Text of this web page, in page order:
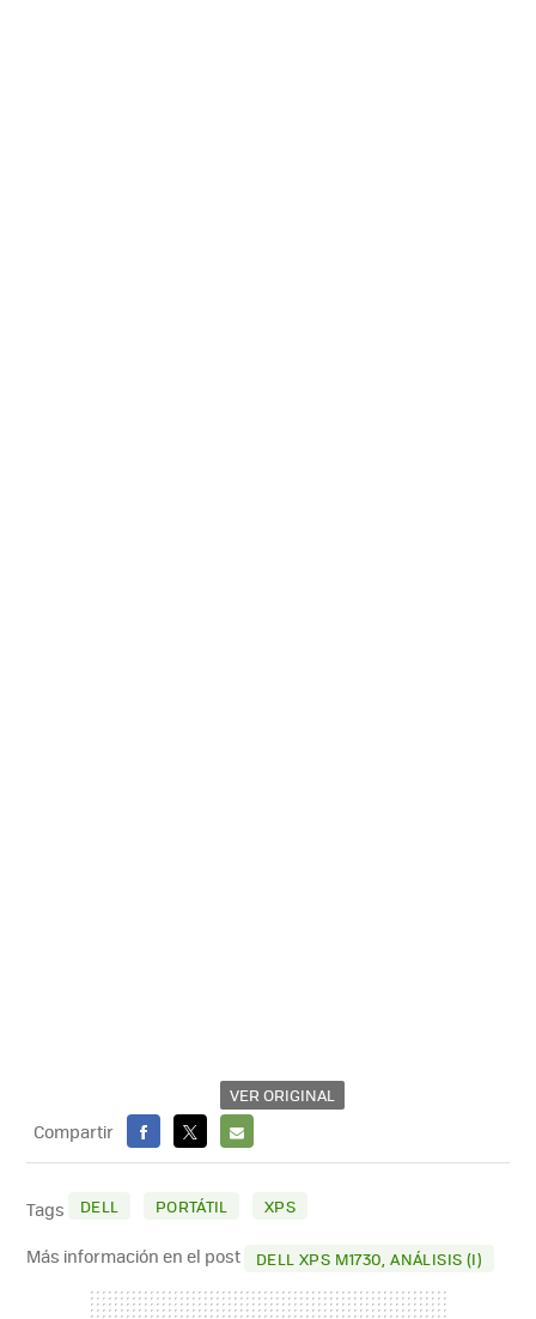
VER ORIGINAL
Compartir
FACEBOOK
X
E-
MAIL
Tags DELL PORTÁTIL XPS
Más información en el post DELL XPS M1730, ANÁLISIS (I)